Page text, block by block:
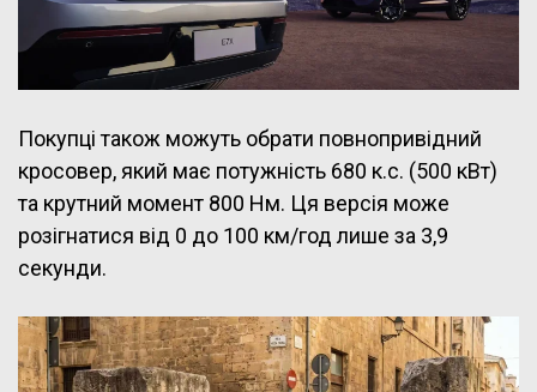
Покупці також можуть обрати повнопривідний
кросовер, який має потужність 680 к.с. (500 кВт)
та крутний момент 800 Нм. Ця версія може
розігнатися від 0 до 100 км/год лише за 3,9
секунди.